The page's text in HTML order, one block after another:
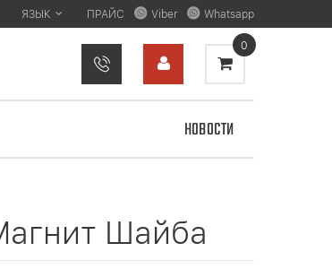
ЯЗЫК ПРАЙС Viber Whatsapp
0
НОВОСТИ
Шайба